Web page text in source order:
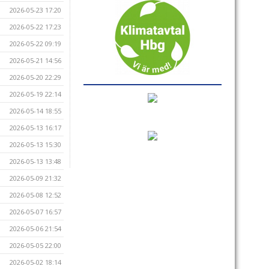
2026-05-23 17:20
2026-05-22 17:23
2026-05-22 09:19
2026-05-21 14:56
2026-05-20 22:29
2026-05-19 22:14
2026-05-14 18:55
2026-05-13 16:17
2026-05-13 15:30
2026-05-13 13:48
2026-05-09 21:32
2026-05-08 12:52
2026-05-07 16:57
2026-05-06 21:54
2026-05-05 22:00
2026-05-02 18:14